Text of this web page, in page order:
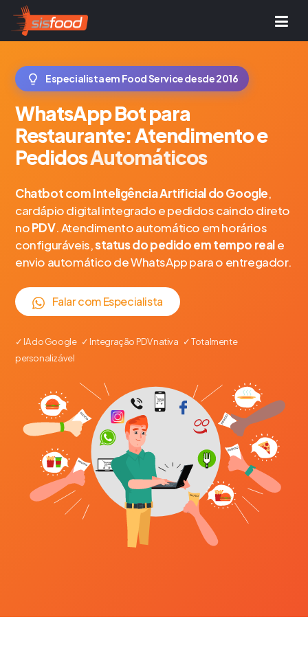
Especialista em Food Service desde 2016
WhatsApp Bot para
Restaurante: Atendimento e
PedidosAutomáticos
Chatbot com Inteligência Artificial do Google,
cardápio digital integrado e pedidos caindo direto
noPDV. Atendimento automático em horários
configuráveis,status do pedido em tempo reale
envio automático de WhatsApp para o entregador.
Falar com Especialista
✓ IA do Google ✓ Integração PDV nativa ✓ Totalmente
personalizável